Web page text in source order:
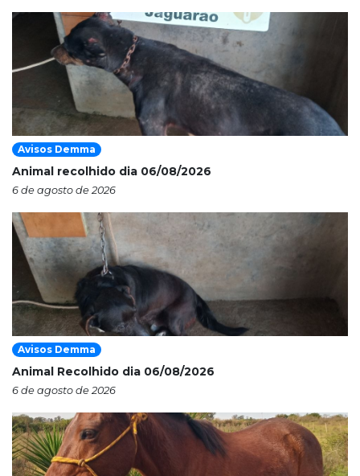
Avisos Demma
Animal recolhido dia 06/08/2026
6 de agosto de 2026
Avisos Demma
Animal Recolhido dia 06/08/2026
6 de agosto de 2026